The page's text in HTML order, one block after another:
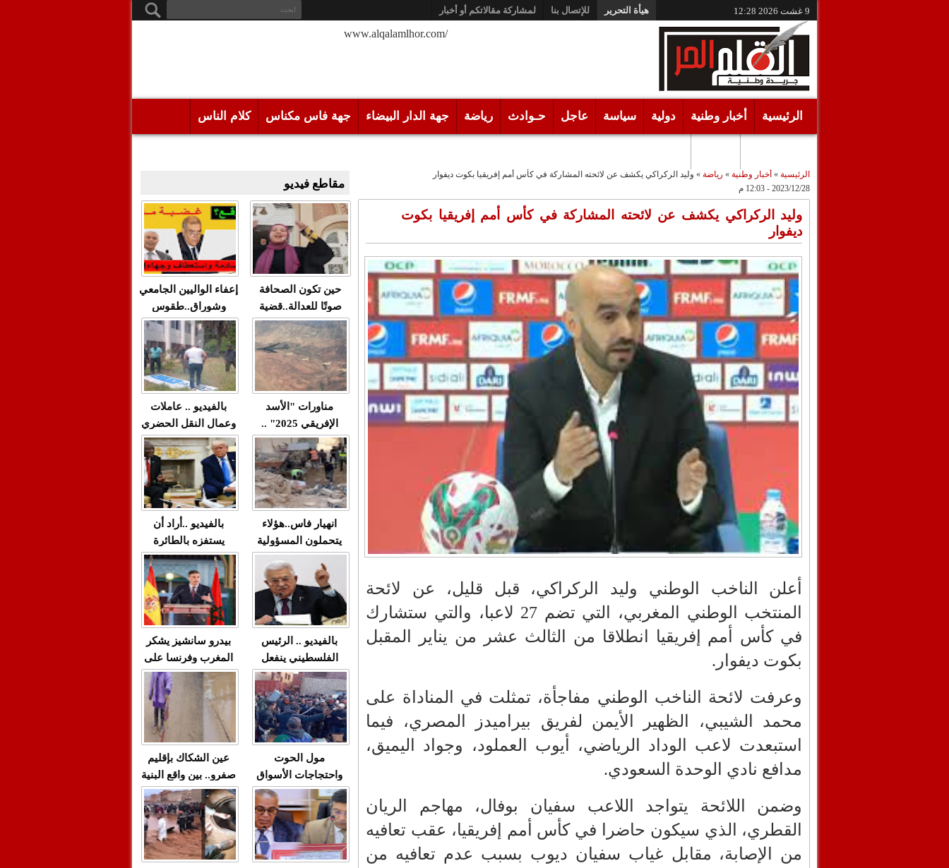
9 غشت 2026 12:28 هيأة التحرير للإتصال بنا لمشاركة مقالاتكم أو أخبار
/www.alqalamlhor.com
الرئيسية أخبار وطنية دولية سياسة عاجل حـوادث رياضة جهة الدار البيضاء جهة فاس مكناس كلام الناس
الرئيسية » أخبار وطنية» رياضة» وليد الركراكي يكشف عن لائحته المشاركة في كأس أمم إفريقيا بكوت ديفوار
2023/12/28 - 12:03 م
وليد الركراكي يكشف عن لائحته المشاركة في كأس أمم إفريقيا بكوت
ديفوار
أعلن الناخب الوطني وليد الركراكي، قبل قليل، عن لائحة
المنتخب الوطني المغربي، التي تضم 27 لاعبا، والتي ستشارك
في كأس أمم إفريقيا انطلاقا من الثالث عشر من يناير المقبل
بكوت ديفوار.
وعرفت لائحة الناخب الوطني مفاجأة، تمثلت في المناداة على
محمد الشيبي، الظهير الأيمن لفريق بيراميدز المصري، فيما
استبعدت لاعب الوداد الرياضي، أيوب العملود، وجواد اليميق،
مدافع نادي الوحدة السعودي.
وضمن اللائحة يتواجد اللاعب سفيان بوفال، مهاجم الريان
القطري، الذي سيكون حاضرا في كأس أمم إفريقيا، عقب تعافيه
من الإصابة، مقابل غياب سفيان ديوب بسبب عدم تعافيه من
مقاطع فيديو
حين تكون الصحافة
صوتًا للعدالة..قضية
"مولات 88 غرزة"
مثالا(فيديو)
متابعة حميد طولست
في زمن تزداد فيه
حالات العنف ضد
النساء ويغيب فيه أحيانًا
صدى العدالة في
ردهات الم...
إعفاء الواليين الجامعي
وشوراق..طقوس
صادمة وملتمس
"الوجهاء"؟/ صمت
وزارة الداخلية؟/أين
الوزير التوفيق؟(فيديو)
بالفيديو .. عاملات
وعمال النقل الحضري
بفاس يعبرون عن
ارتياحهم بعد إنهاء عقد
شركة "سيتي باص"
مناورات "الأسد
الإفريقي 2025" ..
شاهد القاذفة النووية
في تدريب مع ثماني
مقاتلات من نوع F-16
تابعة للقوات الجوية
الملكية المغربية
بالفيديو ..أراد أن
يستفزه بالطائرة
القطرية لكن ترامب
فضحه أمام العالم
بالحجة والدليل
انهيار فاس..هؤلاء
يتحملون المسؤولية
ومآسي العمارات
العشوائية مفتوحة
بيدرو سانشيز يشكر
المغرب وفرنسا على
استعادة الكهرباء عقب
انقطاعه في شبه
الجزيرة الإيبيرية
بالفيديو .. الرئيس
الفلسطيني ينفعل
ويهاجم حماس بألفاظ
قاسية على الهواء
عين الشكاك بإقليم
صفرو.. بين واقع البنية
التحتية المهترئة
والحملات الانتخابية
المبكرة(فيديو)
مول الحوت
واحتجاجات الأسواق
الأسبوعية/الاحتقان
الصامت والتراشق
بـ"الصناديق"/أخنوش
يرد بالصمت المريب